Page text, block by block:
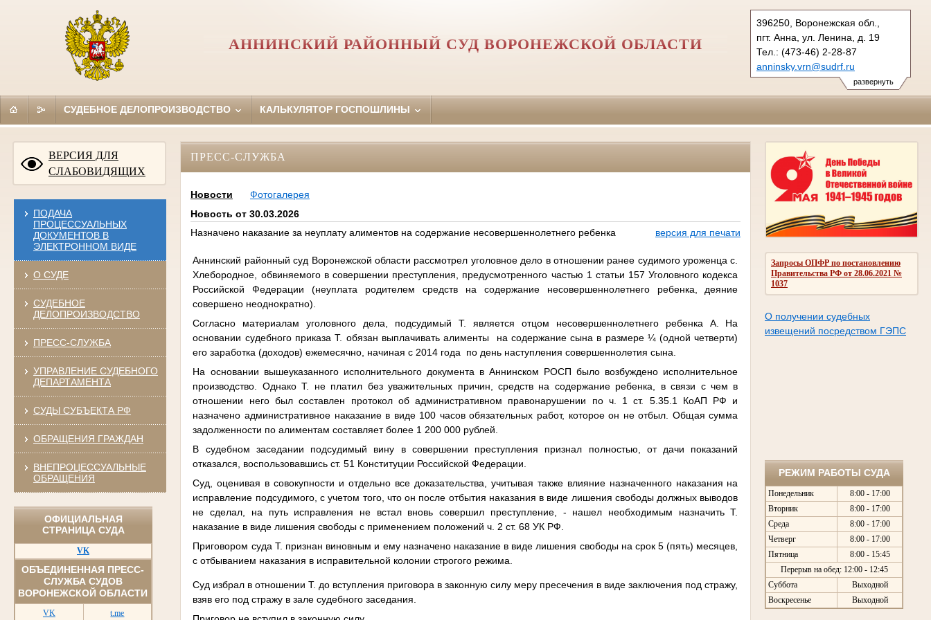
развернуть
396250, Воронежская обл.,
пгт. Анна, ул. Ленина, д. 19
Тел.: (473-46) 2-28-87
anninsky.vrn@sudrf.ru
схема проезда
АННИНСКИЙ РАЙОННЫЙ СУД ВОРОНЕЖСКОЙ ОБЛАСТИ
СУДЕБНОЕ ДЕЛОПРОИЗВОДСТВО КАЛЬКУЛЯТОР ГОСПОШЛИНЫ
ВЕРСИЯ ДЛЯ
СЛАБОВИДЯЩИХ
ПОДАЧА
ПРОЦЕССУАЛЬНЫХ
ДОКУМЕНТОВ В
ЭЛЕКТРОННОМ ВИДЕ
О СУДЕ
СУДЕБНОЕ
ДЕЛОПРОИЗВОДСТВО
ПРЕСС-СЛУЖБА
УПРАВЛЕНИЕ СУДЕБНОГО
ДЕПАРТАМЕНТА
СУДЫ СУБЪЕКТА РФ
ОБРАЩЕНИЯ ГРАЖДАН
ВНЕПРОЦЕССУАЛЬНЫЕ
ОБРАЩЕНИЯ
ОФИЦИАЛЬНАЯ
СТРАНИЦА СУДА
VK
ОБЪЕДИНЕННАЯ ПРЕСС-
СЛУЖБА СУДОВ
ВОРОНЕЖСКОЙ ОБЛАСТИ
VK t.me
Запросы ОПФР по постановлению
Правительства РФ от 28.06.2021 №
1037
О получении судебных
извещений посредством ГЭПС
РЕЖИМ РАБОТЫ СУДА
Понедельник
8:00 - 17:00
Вторник
8:00 - 17:00
Среда
8:00 - 17:00
Четверг
8:00 - 17:00
Пятница
8:00 - 15:45
Перерыв на обед: 12:00 - 12:45
Суббота
Выходной
Воскресенье
Выходной
ПРЕСС-СЛУЖБА
Новости
Фотогалерея
Новость от 30.03.2026
Назначено наказание за неуплату алиментов на содержание несовершеннолетнего ребенка
версия для печати
Аннинский районный суд Воронежской области рассмотрел уголовное дело в отношении ранее судимого уроженца с.
Хлебородное, обвиняемого в совершении преступления, предусмотренного частью 1 статьи 157 Уголовного кодекса
Российской Федерации (неуплата родителем средств на содержание несовершеннолетнего ребенка, деяние
совершено неоднократно).
Согласно материалам уголовного дела, подсудимый Т. является отцом несовершеннолетнего ребенка А. На
основании судебного приказа Т. обязан выплачивать алименты на содержание сына в размере ¼ (одной четверти)
его заработка (доходов) ежемесячно, начиная с 2014 года по день наступления совершеннолетия сына.
На основании вышеуказанного исполнительного документа в Аннинском РОСП было возбуждено исполнительное
производство. Однако Т. не платил без уважительных причин, средств на содержание ребенка, в связи с чем в
отношении него был составлен протокол об административном правонарушении по ч. 1 ст. 5.35.1 КоАП РФ и
назначено административное наказание в виде 100 часов обязательных работ, которое он не отбыл. Общая сумма
задолженности по алиментам составляет более 1 200 000 рублей.
В судебном заседании подсудимый вину в совершении преступления признал полностью, от дачи показаний
отказался, воспользовавшись ст. 51 Конституции Российской Федерации.
Суд, оценивая в совокупности и отдельно все доказательства, учитывая также влияние назначенного наказания на
исправление подсудимого, с учетом того, что он после отбытия наказания в виде лишения свободы должных выводов
не сделал, на путь исправления не встал вновь совершил преступление, - нашел необходимым назначить Т.
наказание в виде лишения свободы с применением положений ч. 2 ст. 68 УК РФ.
Приговором суда Т. признан виновным и ему назначено наказание в виде лишения свободы на срок 5 (пять) месяцев,
с отбыванием наказания в исправительной колонии строгого режима.
Суд избрал в отношении Т. до вступления приговора в законную силу меру пресечения в виде заключения под стражу,
взяв его под стражу в зале судебного заседания.